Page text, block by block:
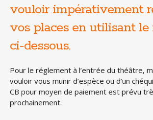
vouloir impérativement
vos places en utilisant
ci-dessous.
Pour le réglement à l’entrée du théâtre,
vouloir vous munir d’espèce ou d’un
CB pour moyen de paiement est prévu
prochainement.